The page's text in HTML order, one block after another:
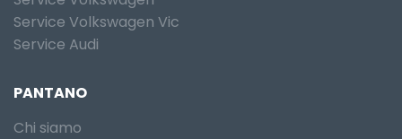
Service Volkswagen Vic
Service Audi
PANTANO
Chi siamo